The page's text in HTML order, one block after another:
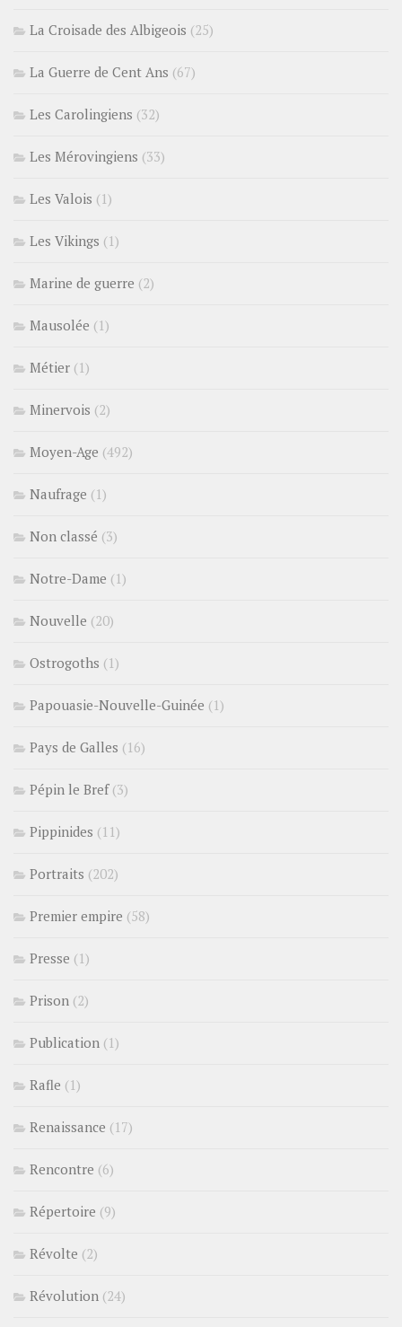
La Croisade des Albigeois (25)
La Guerre de Cent Ans (67)
Les Carolingiens (32)
Les Mérovingiens (33)
Les Valois (1)
Les Vikings (1)
Marine de guerre (2)
Mausolée (1)
Métier (1)
Minervois (2)
Moyen-Age (492)
Naufrage (1)
Non classé (3)
Notre-Dame (1)
Nouvelle (20)
Ostrogoths (1)
Papouasie-Nouvelle-Guinée (1)
Pays de Galles (16)
Pépin le Bref(3)
Pippinides (11)
Portraits (202)
Premier empire (58)
Presse (1)
Prison (2)
Publication (1)
Rafle (1)
Renaissance (17)
Rencontre (6)
Répertoire (9)
Révolte (2)
Révolution (24)